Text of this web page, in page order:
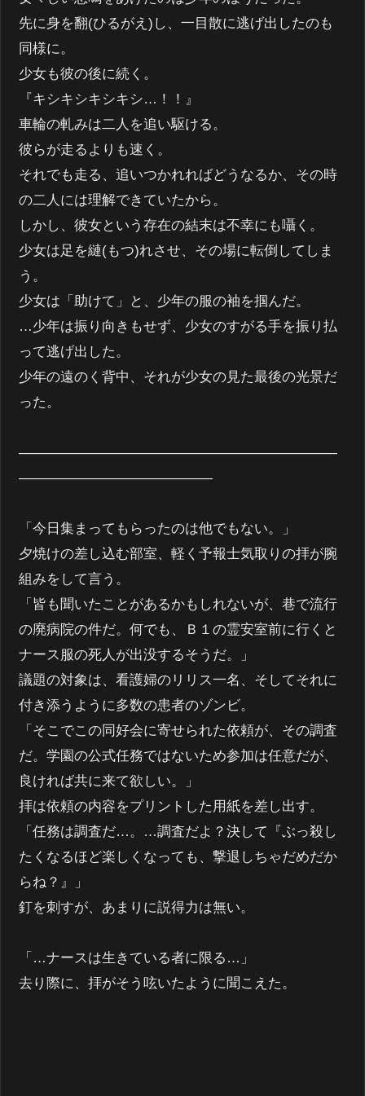
先に身を翻(ひるがえ)し、一目散に逃げ出したのも
同様に。
少女も彼の後に続く。
『キシキシキシキシ…！！』
車輪の軋みは二人を追い駆ける。
彼らが走るよりも速く。
それでも走る、追いつかれればどうなるか、その時
の二人には理解できていたから。
しかし、彼女という存在の結末は不幸にも囁く。
少女は足を縺(もつ)れさせ、その場に転倒してしま
う。
少女は「助けて」と、少年の服の袖を掴んだ。
…少年は振り向きもせず、少女のすがる手を振り払
って逃げ出した。
少年の遠のく背中、それが少女の見た最後の光景だ
った。
―――――――――――――――――――――――
――――――――――――――
「今日集まってもらったのは他でもない。」
夕焼けの差し込む部室、軽く予報士気取りの拝が腕
組みをして言う。
「皆も聞いたことがあるかもしれないが、巷で流行
の廃病院の件だ。何でも、Ｂ１の霊安室前に行くと
ナース服の死人が出没するそうだ。」
議題の対象は、看護婦のリリス一名、そしてそれに
付き添うように多数の患者のゾンビ。
「そこでこの同好会に寄せられた依頼が、その調査
だ。学園の公式任務ではないため参加は任意だが、
良ければ共に来て欲しい。」
拝は依頼の内容をプリントした用紙を差し出す。
「任務は調査だ…。…調査だよ？決して『ぶっ殺し
たくなるほど楽しくなっても、撃退しちゃだめだか
らね？』」
釘を刺すが、あまりに説得力は無い。
「…ナースは生きている者に限る…」
去り際に、拝がそう呟いたように聞こえた。